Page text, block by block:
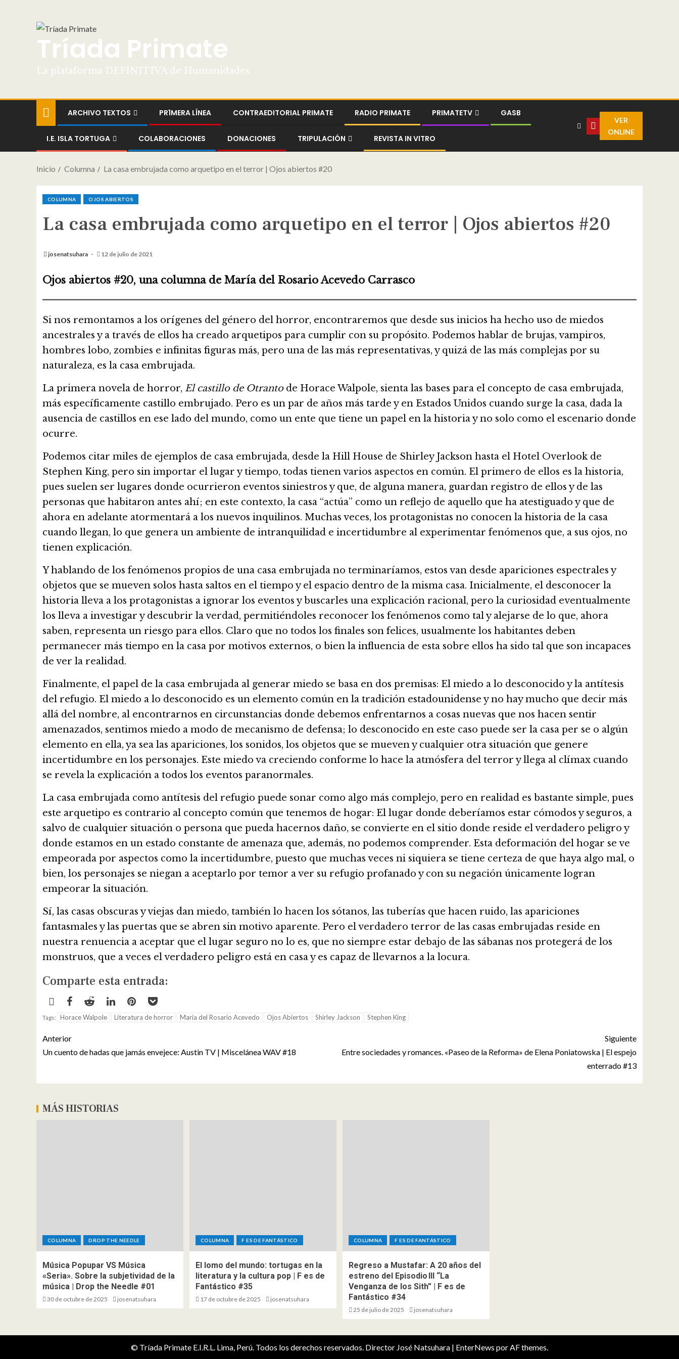
Tríada Primate
La plataforma DEFINITIVA de Humanidades
ARCHIVO TEXTOS PR1MERA LÍNEA CONTRAEDITORIAL PRIMATE RADIO PRIMATE PRIMATETV GASB
I.E. ISLA TORTUGA COLABORACIONES DONACIONES TRIPULACIÓN REVISTA IN VITRO
VER
ONLINE
Inicio Columna La casa embrujada como arquetipo en el terror | Ojos abiertos #20
COLUMNA OJOS ABIERTOS
La casa embrujada como arquetipo en el terror | Ojos abiertos #20
josenatsuhara 12 de julio de 2021
Ojos abiertos #20, una columna de María del Rosario Acevedo Carrasco
Si nos remontamos a los orígenes del género del horror, encontraremos que desde sus inicios ha hecho uso de miedos
ancestrales y a través de ellos ha creado arquetipos para cumplir con su propósito. Podemos hablar de brujas, vampiros,
hombres lobo, zombies e infinitas figuras más, pero una de las más representativas, y quizá de las más complejas por su
naturaleza, es la casa embrujada.
La primera novela de horror, El castillo de Otranto de Horace Walpole, sienta las bases para el concepto de casa embrujada,
más específicamente castillo embrujado. Pero es un par de años más tarde y en Estados Unidos cuando surge la casa, dada la
ausencia de castillos en ese lado del mundo, como un ente que tiene un papel en la historia y no solo como el escenario donde
ocurre.
Podemos citar miles de ejemplos de casa embrujada, desde la Hill House de Shirley Jackson hasta el Hotel Overlook de
Stephen King, pero sin importar el lugar y tiempo, todas tienen varios aspectos en común. El primero de ellos es la historia,
pues suelen ser lugares donde ocurrieron eventos siniestros y que, de alguna manera, guardan registro de ellos y de las
personas que habitaron antes ahí; en este contexto, la casa “actúa” como un reflejo de aquello que ha atestiguado y que de
ahora en adelante atormentará a los nuevos inquilinos. Muchas veces, los protagonistas no conocen la historia de la casa
cuando llegan, lo que genera un ambiente de intranquilidad e incertidumbre al experimentar fenómenos que, a sus ojos, no
tienen explicación.
Y hablando de los fenómenos propios de una casa embrujada no terminaríamos, estos van desde apariciones espectrales y
objetos que se mueven solos hasta saltos en el tiempo y el espacio dentro de la misma casa. Inicialmente, el desconocer la
historia lleva a los protagonistas a ignorar los eventos y buscarles una explicación racional, pero la curiosidad eventualmente
los lleva a investigar y descubrir la verdad, permitiéndoles reconocer los fenómenos como tal y alejarse de lo que, ahora
saben, representa un riesgo para ellos. Claro que no todos los finales son felices, usualmente los habitantes deben
permanecer más tiempo en la casa por motivos externos, o bien la influencia de esta sobre ellos ha sido tal que son incapaces
de ver la realidad.
Finalmente, el papel de la casa embrujada al generar miedo se basa en dos premisas: El miedo a lo desconocido y la antítesis
del refugio. El miedo a lo desconocido es un elemento común en la tradición estadounidense y no hay mucho que decir más
allá del nombre, al encontrarnos en circunstancias donde debemos enfrentarnos a cosas nuevas que nos hacen sentir
amenazados, sentimos miedo a modo de mecanismo de defensa; lo desconocido en este caso puede ser la casa per se o algún
elemento en ella, ya sea las apariciones, los sonidos, los objetos que se mueven y cualquier otra situación que genere
incertidumbre en los personajes. Este miedo va creciendo conforme lo hace la atmósfera del terror y llega al clímax cuando
se revela la explicación a todos los eventos paranormales.
La casa embrujada como antítesis del refugio puede sonar como algo más complejo, pero en realidad es bastante simple, pues
este arquetipo es contrario al concepto común que tenemos de hogar: El lugar donde deberíamos estar cómodos y seguros, a
salvo de cualquier situación o persona que pueda hacernos daño, se convierte en el sitio donde reside el verdadero peligro y
donde estamos en un estado constante de amenaza que, además, no podemos comprender. Esta deformación del hogar se ve
empeorada por aspectos como la incertidumbre, puesto que muchas veces ni siquiera se tiene certeza de que haya algo mal, o
bien, los personajes se niegan a aceptarlo por temor a ver su refugio profanado y con su negación únicamente logran
empeorar la situación.
Sí, las casas obscuras y viejas dan miedo, también lo hacen los sótanos, las tuberías que hacen ruido, las apariciones
fantasmales y las puertas que se abren sin motivo aparente. Pero el verdadero terror de las casas embrujadas reside en
nuestra renuencia a aceptar que el lugar seguro no lo es, que no siempre estar debajo de las sábanas nos protegerá de los
monstruos, que a veces el verdadero peligro está en casa y es capaz de llevarnos a la locura.
Comparte esta entrada:
Tags: Horace Walpole Literatura de horror María del Rosario Acevedo Ojos Abiertos Shirley Jackson Stephen King
Anterior
Un cuento de hadas que jamás envejece: Austin TV | Miscelánea WAV #18
Siguiente
Entre sociedades y romances. «Paseo de la Reforma» de Elena Poniatowska | El espejo
enterrado #13
MÁS HISTORIAS
COLUMNA DROP THE NEEDLE
Música Popupar VS Música
«Seria». Sobre la subjetividad de la
música | Drop the Needle #01
30 de octubre de 2025 josenatsuhara
COLUMNA F ES DE FANTÁSTICO
El lomo del mundo: tortugas en la
literatura y la cultura pop | F es de
Fantástico #35
17 de octubre de 2025 josenatsuhara
COLUMNA F ES DE FANTÁSTICO
Regreso a Mustafar: A 20 años del
estreno del Episodio III “La
Venganza de los Sith” | F es de
Fantástico #34
25 de julio de 2025 josenatsuhara
© Tríada Primate E.I.R.L. Lima, Perú. Todos los derechos reservados. Director José Natsuhara | EnterNews por AF themes.